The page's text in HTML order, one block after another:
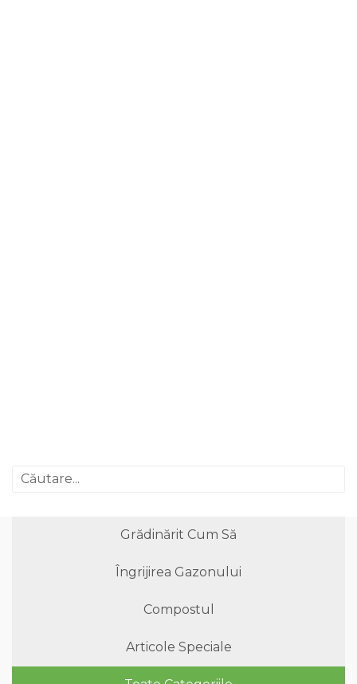
Grădinărit Cum Să
Îngrijirea Gazonului
Compostul
Articole Speciale